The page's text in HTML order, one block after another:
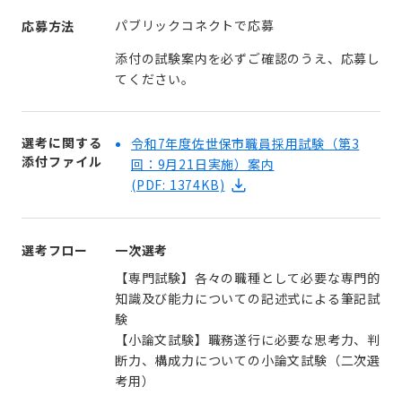
応募方法
パブリックコネクトで応募
添付の試験案内を必ずご確認のうえ、応募し
てください。
選考に関する
添付ファイル
令和7年度佐世保市職員採用試験（第3
回：9月21日実施）案内
(PDF: 1374KB)
選考フロー
一次選考
【専門試験】各々の職種として必要な専門的
知識及び能力についての記述式による筆記試
験
【小論文試験】職務遂行に必要な思考力、判
断力、構成力についての小論文試験（二次選
考用）